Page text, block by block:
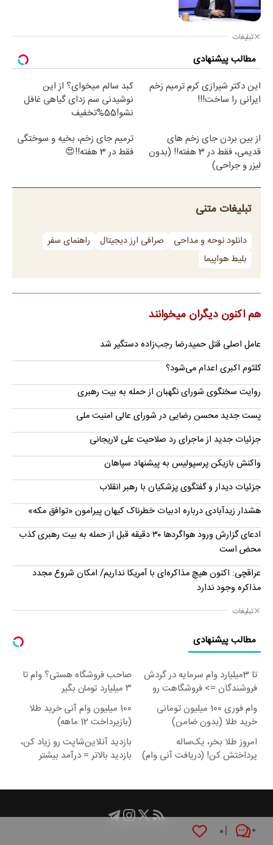
۰ ۰
تبلیغات
مطالب پیشنهادی
این دکتر شیرازی کرم ترمیم زخم
ایرانی را ساخت!!!
کبد سالم میخوای؟ از این
نوشیدنی سم زدای گیاهی غافل
نشو!55%تخفیف
از بین بردن جای زخم های
قدیمی، فقط در 3 هفته!! (بدون
لیزر و جراحی)
ترمیم جای زخم، بخیه و سوختگی
فقط در 3 هفته!!😍
تبلیغات متنی
دانلود نوحه و مداحی صرافی ارز دیجیتال
راهنمای سفر
بلیط هواپیما
هم اکنون دیگران میخوانند
عامل اصلی قتل حمیدرضا رجب‌زاده دستگیر شد
کلثوم اکبری اعدام می‌شود؟
روایت سخنگوی شورای نگهبان از حمله به بیت رهبری
پست جدید محسن رضایی در شورای عالی امنیت ملی
جزئیات جدید از ماجرای رد صلاحیت علی لاریجانی
واکنش بازیکن پرسپولیس به پیشنهاد سپاهان
جزئیات دیدار و گفتگوی پزشکیان با رهبر انقلاب
هشدار زیدآبادی درباره ادبیات خطرناک کیهان پیرامون «توافق مکه»
ادعای گزارش ورود هواگردها ٣٠ دقیقه قبل از حمله به بیت رهبری کذب
محض است
عراقچی: اکنون هیچ مذاکره‌ای با آمریکا نداریم/ امکان شروع مجدد
مذاکره وجود ندارد
تبلیغات
مطالب پیشنهادی
تا 3میلیارد وام سرمایه در گردش
فروشندگان => فروشگاهت رو
ثبت کن
صاحب فروشگاه هستی؟ وام تا
۳ میلیارد تومان بگیر
وام فوری 100 میلیون تومانی
خرید طلا (بدون ضامن)
100 میلیون وام آنی خرید طلا
(بازپرداخت 12 ماهه)
امروز طلا بخر، یک‌ساله
پرداختش کن! (دریافت آنی وام)
بازدید آنلاین‌شاپت رو زیاد کن،
بازدید بالاتر = درآمد بیشتر